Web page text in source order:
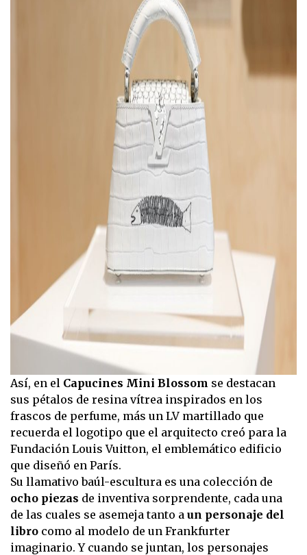
Así, en el Capucines Mini Blossom se destacan
sus pétalos de resina vítrea inspirados en los
frascos de perfume, más un LV martillado que
recuerda el logotipo que el arquitecto creó para la
Fundación Louis Vuitton, el emblemático edificio
que diseñó en París.
Su llamativo baúl-escultura es una colección de
ocho piezas de inventiva sorprendente, cada una
de las cuales se asemeja tanto a un personaje del
libro como al modelo de un Frankfurter
imaginario. Y cuando se juntan, los personajes